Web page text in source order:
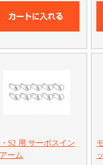
S2 用 サーボスイン
ーム